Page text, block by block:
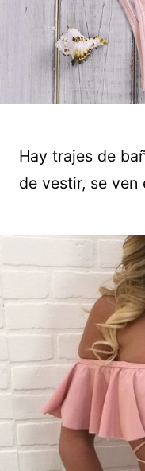
Hay trajes de
de vestir, se ven